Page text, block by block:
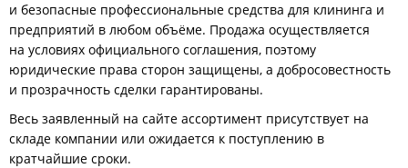
и безопасные профессиональные средства для клининга и
предприятий в любом объёме. Продажа осуществляется
на условиях официального соглашения, поэтому
юридические права сторон защищены, а добросовестность
и прозрачность сделки гарантированы.
Весь заявленный на сайте ассортимент присутствует на
складе компании или ожидается к поступлению в
кратчайшие сроки.